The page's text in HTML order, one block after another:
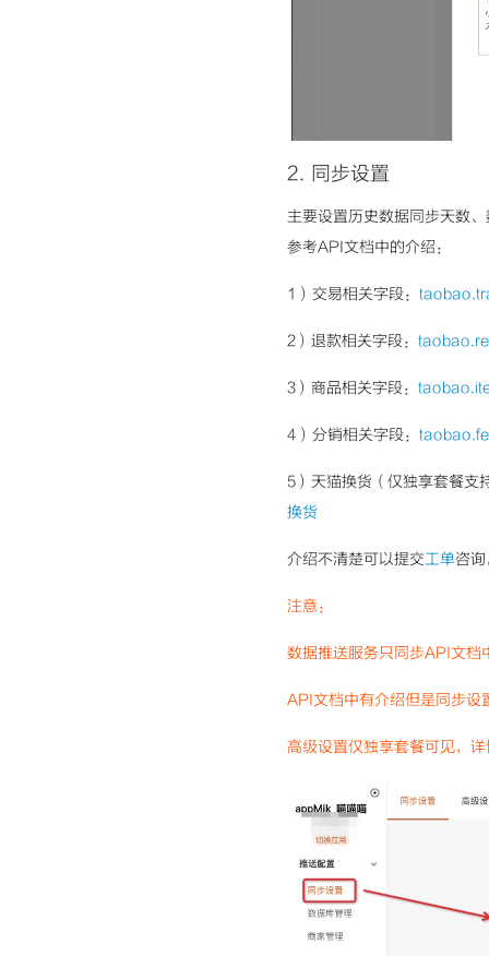
2. 同步设置
主要设置历史数据同步天数
参考API文档中的介绍：
1）交易相关字段：
2）退款相关字段：
3）商品相关字段：
4）分销相关字段：
5）天猫换货（仅独享套餐支
换货
介绍不清楚可以提交工单咨询
注意：
数据推送服务只同步API文档
API文档中有介绍但是同步设
高级设置仅独享套餐可见，